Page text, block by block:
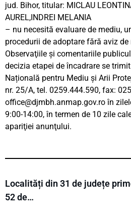
jud. Bihor, titular: MICLAU
AUREL,INDREI MELANIA
– nu necesită evaluare de mediu,
procedurii de adoptare fără aviz de
Observaţiile şi comentariile
decizia etapei de încadrare se
Națională pentru Mediu și Arii
nr. 25/A, tel. 0259.444.590, fax:
office@djmbh.anmap.gov.roîn
9:00-14:00, în termen de 10 zile
apariţiei anunţului.
Localități din 31 de județe
52 de…